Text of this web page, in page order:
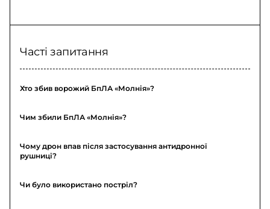
Часті запитання
Хто збив ворожий БпЛА «Молнія»?
Чим збили БпЛА «Молнія»?
Чому дрон впав після застосування антидронної
рушниці?
Чи було використано постріл?